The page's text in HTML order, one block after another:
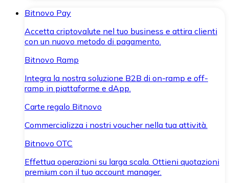
Bitnovo Pay
Accetta criptovalute nel tuo business e attira clienti
con un nuovo metodo di pagamento.
Bitnovo Ramp
Integra la nostra soluzione B2B di on-ramp e off-
ramp in piattaforme e dApp.
Carte regalo Bitnovo
Commercializza i nostri voucher nella tua attività.
Bitnovo OTC
Effettua operazioni su larga scala. Ottieni quotazioni
premium con il tuo account manager.